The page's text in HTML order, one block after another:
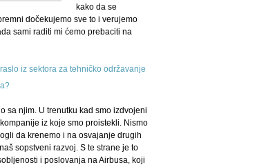
kako da se
dočekujemo sve to i verujemo
sami raditi mi ćemo prebaciti na
iz sektora za tehničko održavanje
sa njim. U trenutku kad smo izdvojeni
iz koje smo proistekli. Nismo
da krenemo i na osvajanje drugih
sopstveni razvoj. S te strane je to
i poslovanja na Airbusa, koji